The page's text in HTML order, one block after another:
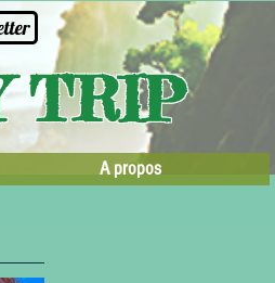
A propos
TRIP